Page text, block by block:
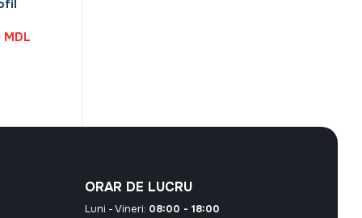
MDLPrețul
ORAR DE LUCRU
Luni - Vineri: 08:00 - 18:00